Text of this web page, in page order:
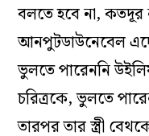
বলতে হবে না, কতদূর
আনপুটডাউনেবেল
ভুলতে পারেননি
চরিত্রকে, ভুলতে
তারপর তার স্ত্রী